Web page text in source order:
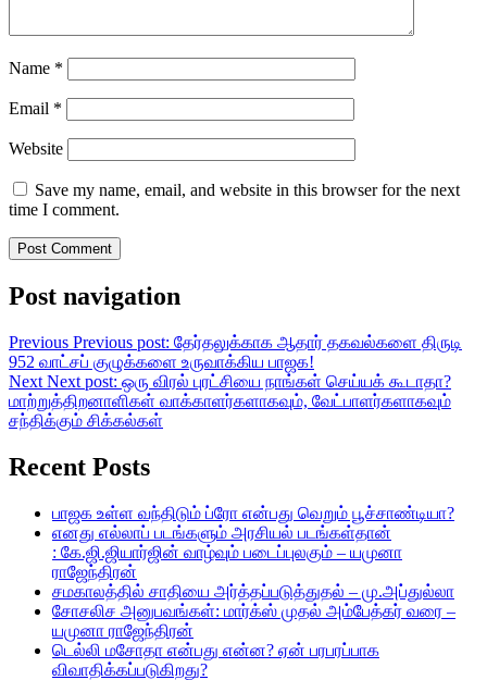
Name *
Email *
Website
Save my name, email, and website in this browser for the next
time I comment.
Post navigation
Previous Previous post: தேர்தலுக்காக ஆதார் தகவல்களை திருடி
952 வாட்சப் குழுக்களை உருவாக்கிய பாஜக!
Next Next post: ஒரு விரல் புரட்சியை நாங்கள் செய்யக் கூடாதா?
மாற்றுத்திறனாளிகள் வாக்காளர்களாகவும், வேட்பாளர்களாகவும்
சந்திக்கும் சிக்கல்கள்
Recent Posts
பாஜக உள்ள வந்திடும் ப்ரோ என்பது வெறும் பூச்சாண்டியா?
எனது எல்லாப் படங்களும் அரசியல் படங்கள்தான்
: கே.ஜி.ஜியார்ஜின் வாழ்வும் படைப்புலகும் – யமுனா
ராஜேந்திரன்
சமகாலத்தில் சாதியை அர்த்தப்படுத்துதல் – மு.அப்துல்லா
சோசலிச அனுபவங்கள்: மார்க்ஸ் முதல் அம்பேத்கர் வரை –
யமுனா ராஜேந்திரன்
டெல்லி மசோதா என்பது என்ன? ஏன் பரபரப்பாக
விவாதிக்கப்படுகிறது?